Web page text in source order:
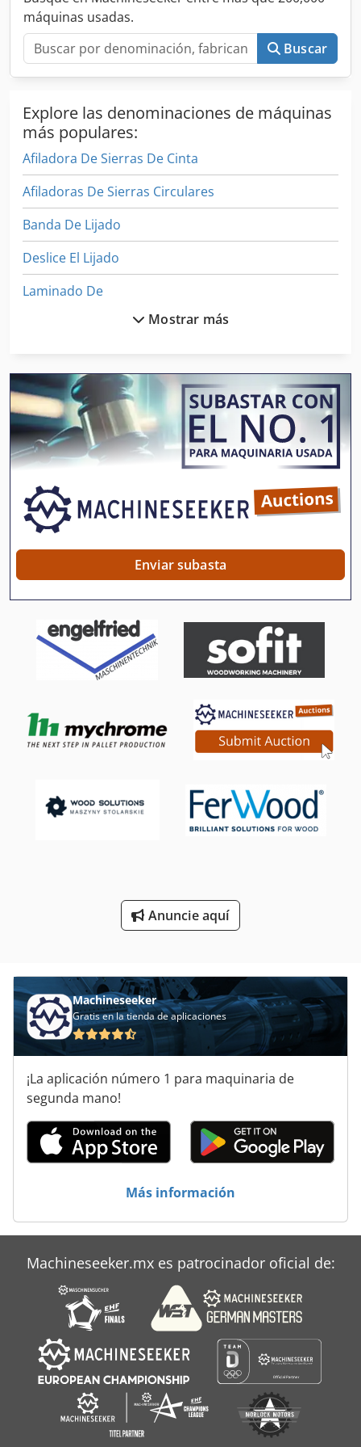
máquinas usadas.
Buscar
Explore las denominaciones de máquinas
más populares:
Afiladora De Sierras De Cinta
Afiladoras De Sierras Circulares
Banda De Lijado
Deslice El Lijado
Laminado De
Laminadora De Mesa
Lavadora De Cinturón
Lijadora Automatica
Lijadora De Banda
Lijadora De Banda De Mesa
Lijadora De Banda Horizontal
Lijadora De Cepillo
Lijadora De Disco
Maquina Para
Maquinas De Coser Industriales
Máquina De Lana De Madera
Máquina De Tallado
Mostrar más
Enviar subasta
Anuncie aquí
Machineseeker
Gratis en la tienda de aplicaciones
¡La aplicación número 1 para maquinaria de
segunda mano!
Más información
Machineseeker.mx es patrocinador oficial de: